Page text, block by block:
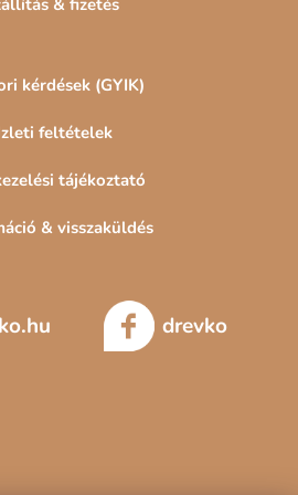
& fizetés
kérdések (GYIK)
feltételek
tájékoztató
& visszaküldés
drevko